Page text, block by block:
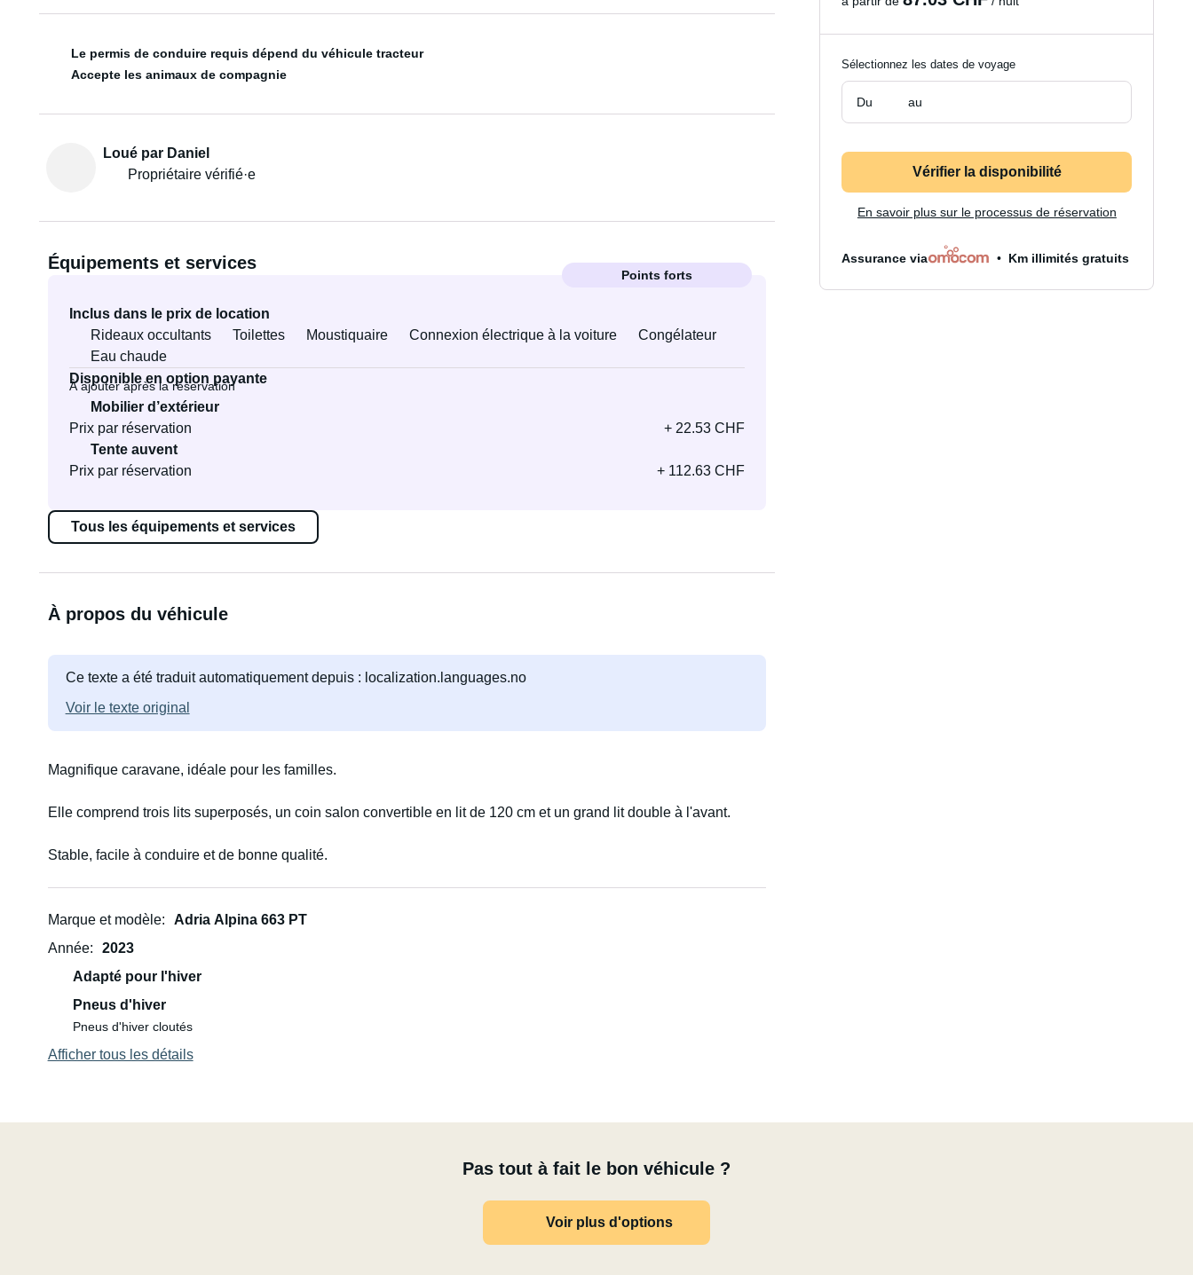
Le permis de conduire requis dépend du véhicule tracteur
Accepte les animaux de compagnie
Loué par Daniel
Propriétaire vérifié·e
Équipements et services
Points forts
Inclus dans le prix de location
Rideaux occultants
Toilettes Moustiquaire Connexion électrique à la voiture
Congélateur
Eau chaude
Disponible en option payante
À ajouter après la réservation
Mobilier d’extérieur
Prix par réservation
+ 22.53 CHF
Tente auvent
Prix par réservation
+ 112.63 CHF
Tous les équipements et services
À propos du véhicule
Ce texte a été traduit automatiquement depuis : localization.languages.no
Voir le texte original
Magnifique caravane, idéale pour les familles.
Elle comprend trois lits superposés, un coin salon convertible en lit de 120 cm et un grand lit double à l'avant.
Stable, facile à conduire et de bonne qualité.
Marque et modèle
Adria Alpina 663 PT
Année
2023
Adapté pour l'hiver
Pneus d'hiver
Pneus d'hiver cloutés
Afficher tous les détails
Pas tout à fait le bon véhicule ?
Voir plus d'options
Sélectionnez les dates de voyage
Du au
Vérifier la disponibilité
En savoir plus sur le processus de réservation
Assurance via Km illimités gratuits